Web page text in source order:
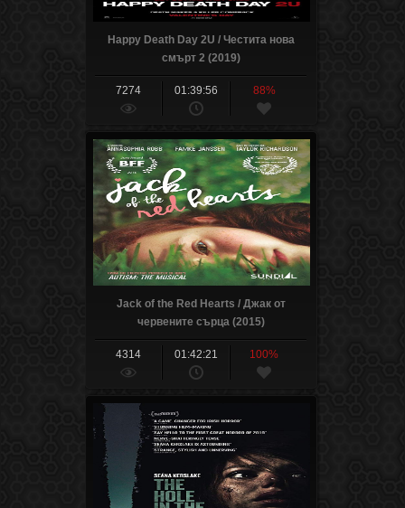
Happy Death Day 2U / Честита нова
смърт 2 (2019)
7274 01:39:56 88%
Jack of the Red Hearts / Джак от
червените сърца (2015)
4314 01:42:21 100%